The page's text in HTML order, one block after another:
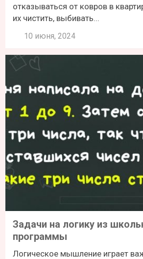
отказываться от ковров в
их чистить, выбивать...
10 июня, 2024
Задачи на логику из
программы
Логическое мышление играет